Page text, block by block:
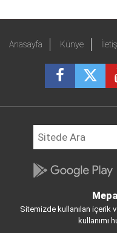
Anasayfa Künye
Sitemizde kullanılan içerik
kullanımı